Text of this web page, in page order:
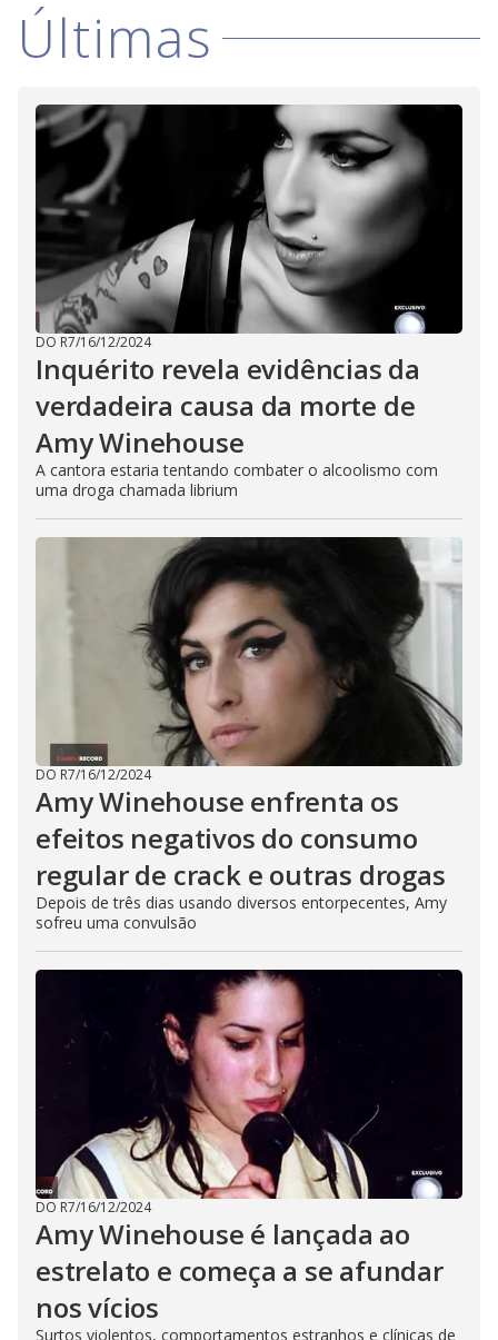
Últimas
DO R7/16/12/2024
Inquérito revela evidências da
verdadeira causa da morte de
Amy Winehouse
A cantora estaria tentando combater o alcoolismo com
uma droga chamada librium
DO R7/16/12/2024
Amy Winehouse enfrenta os
efeitos negativos do consumo
regular de crack e outras drogas
Depois de três dias usando diversos entorpecentes, Amy
sofreu uma convulsão
DO R7/16/12/2024
Amy Winehouse é lançada ao
estrelato e começa a se afundar
nos vícios
Surtos violentos, comportamentos estranhos e clínicas de